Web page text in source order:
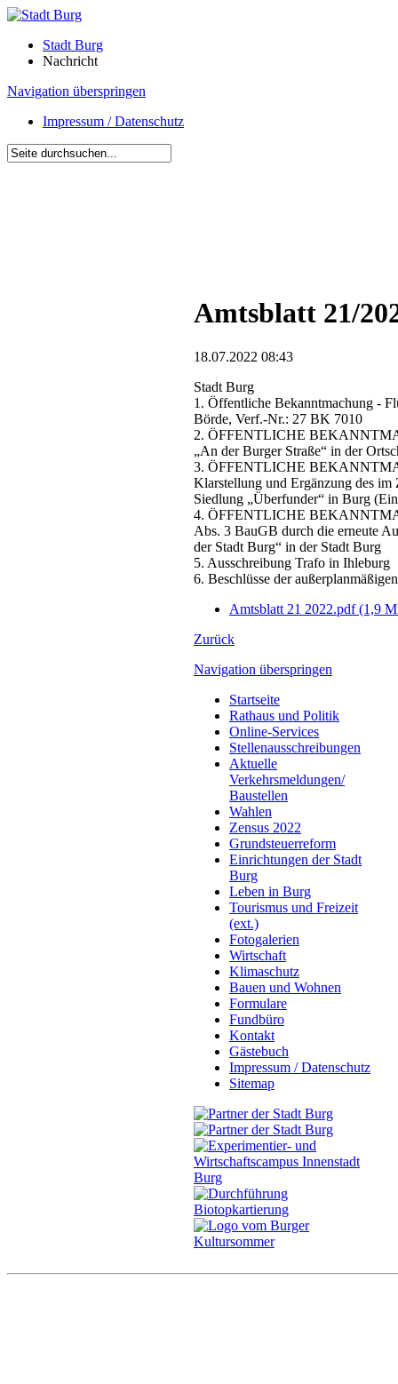
Stadt Burg
Nachricht
Navigation überspringen
Impressum / Datenschutz
Amtsblatt 21/
18.07.2022 08:43
Stadt Burg
1. Öffentliche Bekanntmachung -
Börde, Verf.-Nr.: 27 BK 7010
2. ÖFFENTLICHE
„An der Burger Straße“ in der
3. ÖFFENTLICHE
Klarstellung und Ergänzung des im
Siedlung „Überfunder“ in Burg
4. ÖFFENTLICHE
Abs. 3 BauGB durch die erneute
der Stadt Burg“ in der Stadt Burg
5. Ausschreibung Trafo in Ihleburg
6. Beschlüsse der
Amtsblatt 21 2022.pdf(1,9
Zurück
Navigation überspringen
Startseite
Rathaus und Politik
Online-Services
Stellenausschreibungen
Aktuelle
Verkehrsmeldungen/
Baustellen
Wahlen
Zensus 2022
Grundsteuerreform
Einrichtungen der Stadt
Burg
Leben in Burg
Tourismus und Freizeit
(ext.)
Fotogalerien
Wirtschaft
Klimaschutz
Bauen und Wohnen
Formulare
Fundbüro
Kontakt
Gästebuch
Impressum / Datenschutz
Sitemap